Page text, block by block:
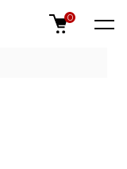
0